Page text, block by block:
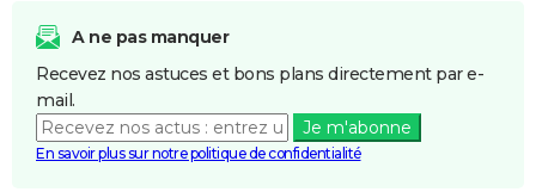
A ne pas manquer
Recevez nos astuces et bons plans directement par e-
mail.
Je m'abonne
En savoir plus sur notre politique de confidentialité